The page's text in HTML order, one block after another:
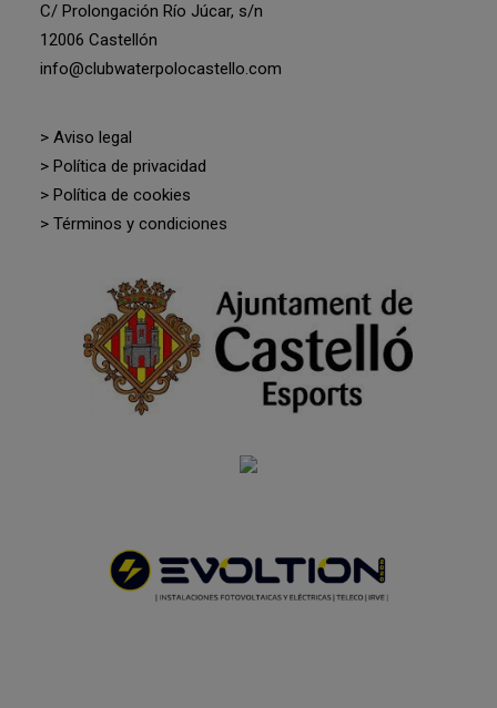
C/ Prolongación Río Júcar, s/n
12006 Castellón
info@clubwaterpolocastello.com
> Aviso legal
> Política de privacidad
> Política de cookies
> Términos y condiciones